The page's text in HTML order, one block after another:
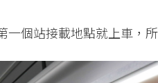
一個站接載地點就上車，所